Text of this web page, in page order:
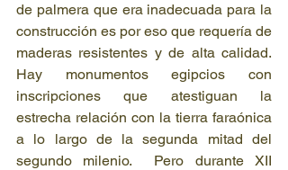
de palmera que era inadecuada para la
construcción es por eso que requería de
maderas resistentes y de alta calidad.
Hay monumentos egipcios con
inscripciones que atestiguan la
estrecha relación con la tierra faraónica
a lo largo de la segunda mitad del
segundo milenio.  Pero durante XII